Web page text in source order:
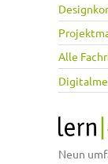
Alle
Neun